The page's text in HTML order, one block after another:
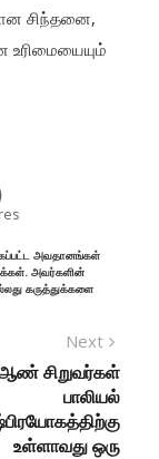
சிந்தனை,
அவதானங்கள்
அவர்களின்
கருத்துக்களை
Next
சிறுவர்கள்
பாலியல்
உள்ளாவது ஒரு